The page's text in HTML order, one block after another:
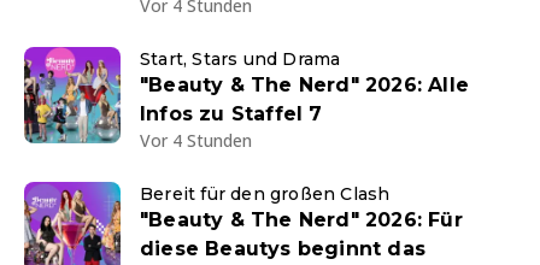
Vor 4 Stunden
Start, Stars und Drama
"Beauty & The Nerd" 2026: Alle
Infos zu Staffel 7
Vor 4 Stunden
Bereit für den großen Clash
"Beauty & The Nerd" 2026: Für
diese Beautys beginnt das